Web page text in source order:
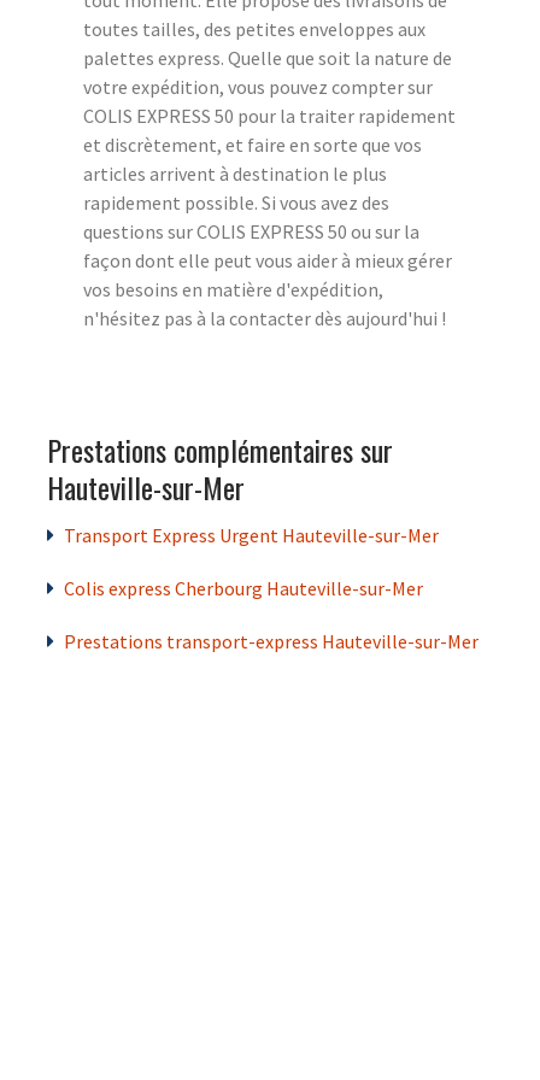
toutes tailles, des petites enveloppes aux
palettes express. Quelle que soit la nature de
votre expédition, vous pouvez compter sur
COLIS EXPRESS 50 pour la traiter rapidement
et discrètement, et faire en sorte que vos
articles arrivent à destination le plus
rapidement possible. Si vous avez des
questions sur COLIS EXPRESS 50 ou sur la
façon dont elle peut vous aider à mieux gérer
vos besoins en matière d'expédition,
n'hésitez pas à la contacter dès aujourd'hui !
Prestations complémentaires sur
Hauteville-sur-Mer
Transport Express Urgent Hauteville-sur-Mer
Colis express Cherbourg Hauteville-sur-Mer
Prestations transport-express Hauteville-sur-Mer